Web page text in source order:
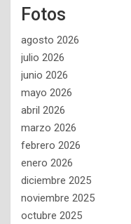
Fotos
agosto 2026
julio 2026
junio 2026
mayo 2026
abril 2026
marzo 2026
febrero 2026
enero 2026
diciembre 2025
noviembre 2025
octubre 2025